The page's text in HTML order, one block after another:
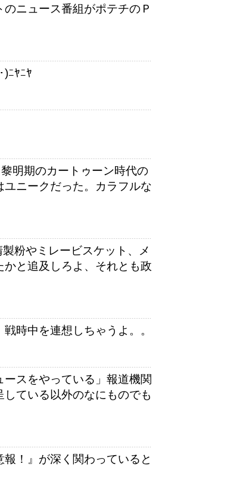
ニュース番組がポテチのＰ
)ﾆﾔﾆﾔ
明期のカートゥーン時代の
ニークだった。カラフルな
粉やミレービスケット、メ
と追及しろよ、それとも政
時中を連想しちゃうよ。。
ースをやっている」報道機関
ている以外のなにものでも
！』が深く関わっていると